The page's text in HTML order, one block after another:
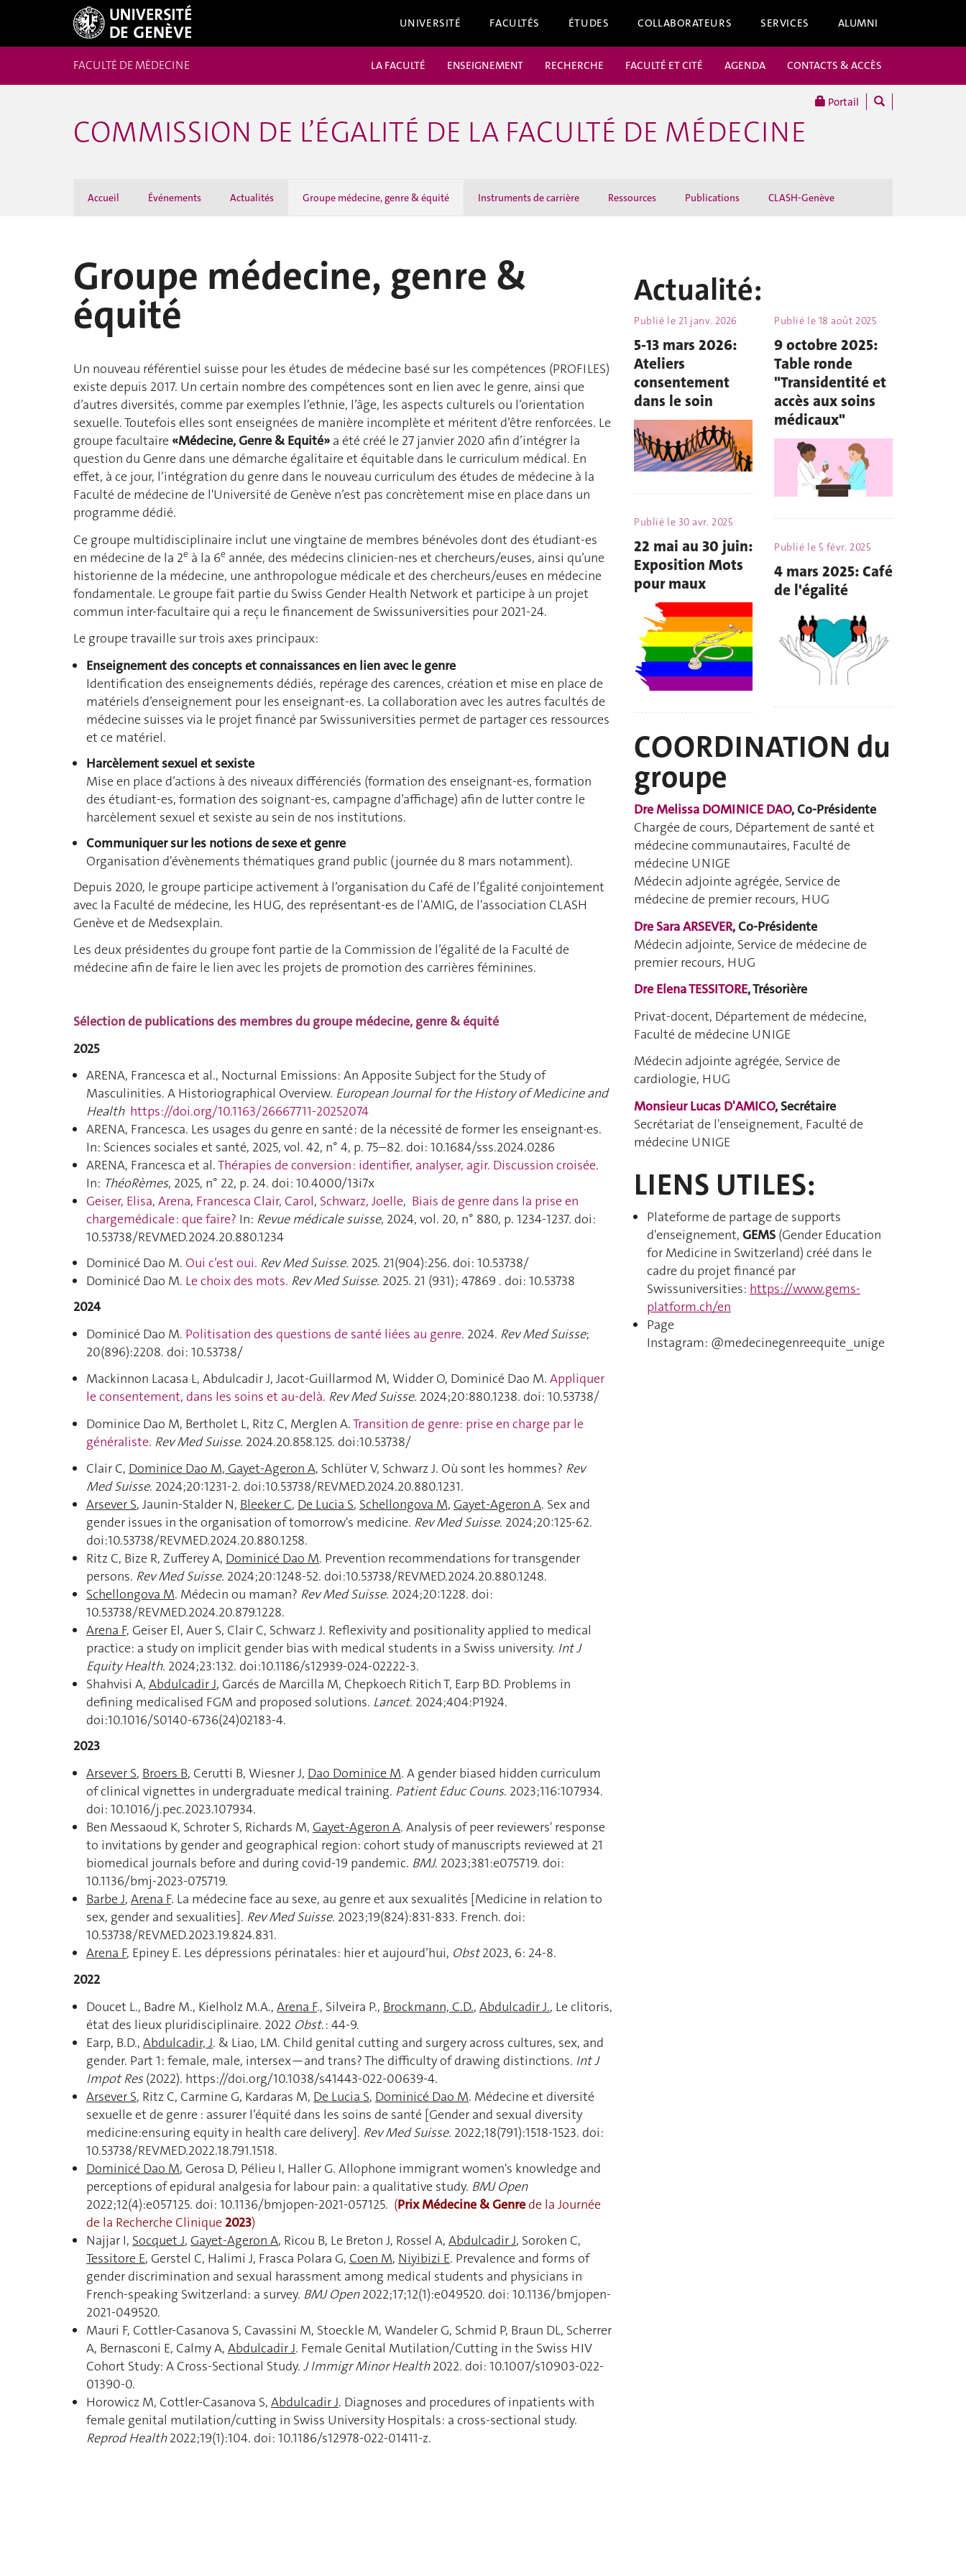
UNIVERSITÉ FACULTÉS ÉTUDES COLLABORATEURS SERVICES ALUMNI
Portail
FACULTÉ DE MÉDECINE LA FACULTÉ ENSEIGNEMENT RECHERCHE FACULTÉ ET CITÉ AGENDA CONTACTS & ACCÈS
COMMISSION DE L’ÉGALITÉ DE LA FACULTÉ DE MÉDECINE
Accueil Événements Actualités Groupe médecine, genre & équité Instruments de carrière Ressources Publications CLASH-Genève
Groupe médecine, genre &
équité
Un nouveau référentiel suisse pour les études de médecine basé sur les compétences (PROFILES)
existe depuis 2017. Un certain nombre des compétences sont en lien avec le genre, ainsi que
d’autres diversités, comme par exemples l’ethnie, l’âge, les aspects culturels ou l’orientation
sexuelle. Toutefois elles sont enseignées de manière incomplète et méritent d’être renforcées. Le
groupe facultaire «Médecine, Genre & Equité» a été créé le 27 janvier 2020 afin d’intégrer la
question du Genre dans une démarche égalitaire et équitable dans le curriculum médical. En
effet, à ce jour, l’intégration du genre dans le nouveau curriculum des études de médecine à la
Faculté de médecine de l'Université de Genève n’est pas concrètement mise en place dans un
programme dédié.
Ce groupe multidisciplinaire inclut une vingtaine de membres bénévoles dont des étudiant-es
en médecine de la 2e à la 6e année, des médecins clinicien-nes et chercheurs/euses, ainsi qu’une
historienne de la médecine, une anthropologue médicale et des chercheurs/euses en médecine
fondamentale. Le groupe fait partie du Swiss Gender Health Network et participe à un projet
commun inter-facultaire qui a reçu le financement de Swissuniversities pour 2021-24.
Le groupe travaille sur trois axes principaux:
Enseignement des concepts et connaissances en lien avec le genre
Identification des enseignements dédiés, repérage des carences, création et mise en place de
matériels d’enseignement pour les enseignant-es. La collaboration avec les autres facultés de
médecine suisses via le projet financé par Swissuniversities permet de partager ces ressources
et ce matériel.
Harcèlement sexuel et sexiste
Mise en place d’actions à des niveaux différenciés (formation des enseignant-es, formation
des étudiant-es, formation des soignant-es, campagne d’affichage) afin de lutter contre le
harcèlement sexuel et sexiste au sein de nos institutions.
Communiquer sur les notions de sexe et genre
Organisation d'évènements thématiques grand public (journée du 8 mars notamment).
Depuis 2020, le groupe participe activement à l’organisation du Café de l’Égalité conjointement
avec la Faculté de médecine, les HUG, des représentant-es de l'AMIG, de l'association CLASH
Genève et de Medsexplain.
Les deux présidentes du groupe font partie de la Commission de l’égalité de la Faculté de
médecine afin de faire le lien avec les projets de promotion des carrières féminines.
Sélection de publications des membres du groupe médecine, genre & équité
2025
ARENA, Francesca et al., Nocturnal Emissions: An Apposite Subject for the Study of
Masculinities. A Historiographical Overview. European Journal for the History of Medicine and
Health https://doi.org/10.1163/26667711-20252074
ARENA, Francesca. Les usages du genre en santé : de la nécessité de former les enseignant·es.
In: Sciences sociales et santé, 2025, vol. 42, n° 4, p. 75–82. doi: 10.1684/sss.2024.0286
ARENA, Francesca et al.Thérapies de conversion : identifier, analyser, agir. Discussion croisée.
In: ThéoRèmes, 2025, n° 22, p. 24. doi: 10.4000/13i7x
Geiser, Elisa, Arena, Francesca Clair, Carol, Schwarz, Joelle, Biais de genre dans la prise en
chargemédicale : que faire? In: Revue médicale suisse, 2024, vol. 20, n° 880, p. 1234‑1237. doi:
10.53738/REVMED.2024.20.880.1234
Dominicé Dao M. Oui c’est oui. Rev Med Suisse. 2025. 21(904):256. doi: 10.53738/
Dominicé Dao M. Le choix des mots. Rev Med Suisse. 2025. 21 (931) ; 47869 . doi: 10.53738
2024
Dominicé Dao M. Politisation des questions de santé liées au genre. 2024. Rev Med Suisse;
20(896):2208. doi: 10.53738/
Mackinnon Lacasa L, Abdulcadir J, Jacot-Guillarmod M, Widder O, Dominicé Dao M. Appliquer
le consentement, dans les soins et au-delà. Rev Med Suisse. 2024;20:880.1238. doi: 10.53738/
Dominice Dao M, Bertholet L, Ritz C, Merglen A.Transition de genre: prise en charge par le
généraliste. Rev Med Suisse. 2024.20.858.125. doi:10.53738/
Clair C, Dominice Dao M, Gayet-Ageron A, Schlüter V, Schwarz J. Où sont les hommes? Rev
Med Suisse. 2024;20:1231-2. doi:10.53738/REVMED.2024.20.880.1231.
Arsever S, Jaunin-Stalder N, Bleeker C, De Lucia S, Schellongova M, Gayet-Ageron A. Sex and
gender issues in the organisation of tomorrow's medicine. Rev Med Suisse. 2024;20:125-62.
doi:10.53738/REVMED.2024.20.880.1258.
Ritz C, Bize R, Zufferey A, Dominicé Dao M. Prevention recommendations for transgender
persons. Rev Med Suisse. 2024;20:1248-52. doi:10.53738/REVMED.2024.20.880.1248.
Schellongova M. Médecin ou maman? Rev Med Suisse. 2024;20:1228. doi:
10.53738/REVMED.2024.20.879.1228.
Arena F, Geiser El, Auer S, Clair C, Schwarz J. Reflexivity and positionality applied to medical
practice: a study on implicit gender bias with medical students in a Swiss university. Int J
Equity Health. 2024;23:132. doi:10.1186/s12939-024-02222-3.
Shahvisi A, Abdulcadir J, Garcés de Marcilla M, Chepkoech Ritich T, Earp BD. Problems in
defining medicalised FGM and proposed solutions. Lancet. 2024;404:P1924.
doi:10.1016/S0140-6736(24)02183-4.
2023
Arsever S, Broers B, Cerutti B, Wiesner J, Dao Dominice M. A gender biased hidden curriculum
of clinical vignettes in undergraduate medical training. Patient Educ Couns. 2023;116:107934.
doi: 10.1016/j.pec.2023.107934.
Ben Messaoud K, Schroter S, Richards M, Gayet-Ageron A. Analysis of peer reviewers' response
to invitations by gender and geographical region: cohort study of manuscripts reviewed at 21
biomedical journals before and during covid-19 pandemic. BMJ. 2023;381:e075719. doi:
10.1136/bmj-2023-075719.
Barbe J, Arena F. La médecine face au sexe, au genre et aux sexualités [Medicine in relation to
sex, gender and sexualities]. Rev Med Suisse. 2023;19(824):831-833. French. doi:
10.53738/REVMED.2023.19.824.831.
Arena F, Epiney E. Les dépressions périnatales: hier et aujourd’hui, Obst2023, 6: 24-8.
2022
Doucet L., Badre M., Kielholz M.A., Arena F., Silveira P., Brockmann, C.D., Abdulcadir J., Le clitoris,
état des lieux pluridisciplinaire. 2022 Obst. : 44-9.
Earp, B.D., Abdulcadir, J. & Liao, LM. Child genital cutting and surgery across cultures, sex, and
gender. Part 1: female, male, intersex—and trans? The difficulty of drawing distinctions. Int J
Impot Res(2022). https://doi.org/10.1038/s41443-022-00639-4.
Arsever S, Ritz C, Carmine G, Kardaras M, De Lucia S, Dominicé Dao M. Médecine et diversité
sexuelle et de genre : assurer l’équité dans les soins de santé [Gender and sexual diversity
medicine:ensuring equity in health care delivery]. Rev Med Suisse. 2022;18(791):1518-1523. doi:
10.53738/REVMED.2022.18.791.1518.
Dominicé Dao M, Gerosa D, Pélieu I, Haller G. Allophone immigrant women's knowledge and
perceptions of epidural analgesia for labour pain: a qualitative study. BMJ Open
2022;12(4):e057125. doi: 10.1136/bmjopen-2021-057125. (Prix Médecine & Genre de la Journée
de la Recherche Clinique 2023)
Najjar I, Socquet J, Gayet-Ageron A, Ricou B, Le Breton J, Rossel A, Abdulcadir J, Soroken C,
Tessitore E, Gerstel C, Halimi J, Frasca Polara G, Coen M, Niyibizi E. Prevalence and forms of
gender discrimination and sexual harassment among medical students and physicians in
French-speaking Switzerland: a survey. BMJ Open2022;17;12(1):e049520. doi: 10.1136/bmjopen-
2021-049520.
Mauri F, Cottler-Casanova S, Cavassini M, Stoeckle M, Wandeler G, Schmid P, Braun DL, Scherrer
A, Bernasconi E, Calmy A, Abdulcadir J. Female Genital Mutilation/Cutting in the Swiss HIV
Cohort Study: A Cross-Sectional Study. J Immigr Minor Health2022. doi: 10.1007/s10903-022-
01390-0.
Horowicz M, Cottler-Casanova S, Abdulcadir J. Diagnoses and procedures of inpatients with
female genital mutilation/cutting in Swiss University Hospitals: a cross-sectional study.
Reprod Health2022;19(1):104. doi: 10.1186/s12978-022-01411-z.
Actualité:
Publié le 21 janv. 2026
5-13 mars 2026:
Ateliers
consentement
dans le soin
Publié le 18 août 2025
9 octobre 2025:
Table ronde
"Transidentité et
accès aux soins
médicaux"
Publié le 30 avr. 2025
22 mai au 30 juin:
Exposition Mots
pour maux
Publié le 5 févr. 2025
4 mars 2025: Café
de l'égalité
COORDINATION du
groupe
Dre Melissa DOMINICE DAO, Co-Présidente
Chargée de cours, Département de santé et
médecine communautaires, Faculté de
médecine UNIGE
Médecin adjointe agrégée, Service de
médecine de premier recours, HUG
Dre Sara ARSEVER, Co-Présidente
Médecin adjointe, Service de médecine de
premier recours, HUG
Dre Elena TESSITORE, Trésorière
Privat-docent, Département de médecine,
Faculté de médecine UNIGE
Médecin adjointe agrégée, Service de
cardiologie, HUG
Monsieur Lucas D'AMICO, Secrétaire
Secrétariat de l'enseignement, Faculté de
médecine UNIGE
LIENS UTILES:
Plateforme de partage de supports
d'enseignement, GEMS (Gender Education
for Medicine in Switzerland) créé dans le
cadre du projet financé par
Swissuniversities: https://www.gems-
platform.ch/en
Page
Instagram: @medecinegenreequite_unige